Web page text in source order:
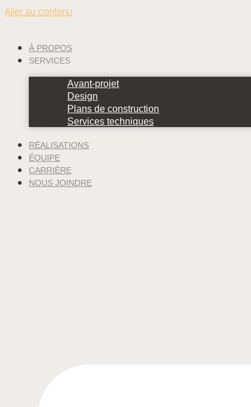
Aller au contenu
À PROPOS
SERVICES
Avant-projet
Design
Plans de construction
Services techniques
RÉALISATIONS
ÉQUIPE
CARRIÈRE
NOUS JOINDRE